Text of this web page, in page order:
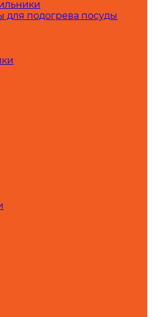
подогрева посуды